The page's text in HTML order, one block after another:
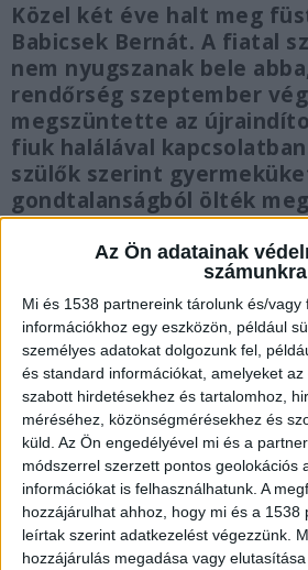
Az Ön adatainak
számunkra
Mi és 1538 partnereink tárolunk és/vagy
információkhoz egy eszközön, például
személyes adatokat dolgozunk fel,
és standard információkat, amelyeket
szabott hirdetésekhez és tartalomhoz,
méréséhez, közönségmérésekhez és
küld. Az Ön engedélyével mi és a
módszerrel szerzett pontos geolokációs
információkat is felhasználhatunk. A
hozzájárulhat ahhoz, hogy mi és a 1538
leírtak szerint adatkezelést végezzünk.
hozzájárulás megadása vagy
Közel két éve halt meg
Babicsek Bernát. A fiatal
nem nyugszanak bele
rendőrség szeptember
megszüntette az
fiuk halálával
szülők szerint
gondtalanságból ölték
nyugodhat békében, amíg
nem mondják, ki volt a
Tragédia Solymáron
Amint arról beszámoltunk,
2021. december 31-én
korában hunyt el. Halálát
füstmérgezés okozta. A
harmónikás otthonában